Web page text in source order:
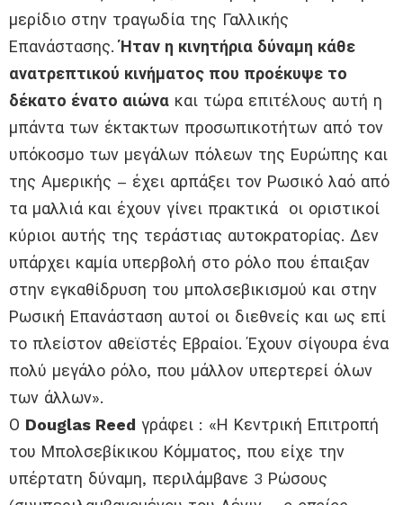
μερίδιο στην τραγωδία της Γαλλικής
Επανάστασης.Ήταν η κινητήρια δύναμη κάθε
ανατρεπτικού κινήματος που προέκυψε το
δέκατο ένατο αιώνα και τώρα επιτέλους αυτή η
μπάντα των έκτακτων προσωπικοτήτων από τον
υπόκοσμο των μεγάλων πόλεων της Ευρώπης και
της Αμερικής – έχει αρπάξει τον Ρωσικό λαό από
τα μαλλιά και έχουν γίνει πρακτικά οι οριστικοί
κύριοι αυτής της τεράστιας αυτοκρατορίας. Δεν
υπάρχει καμία υπερβολή στο ρόλο που έπαιξαν
στην εγκαθίδρυση του μπολσεβικισμού και στην
Ρωσική Επανάσταση αυτοί οι διεθνείς και ως επί
το πλείστον αθεϊστές Εβραίοι. Έχουν σίγουρα ένα
πολύ μεγάλο ρόλο, που μάλλον υπερτερεί όλων
των άλλων».
Ο Douglas Reed γράφει : «Η Κεντρική Επιτροπή
του Μπολσεβίκικου Κόμματος, που είχε την
υπέρτατη δύναμη, περιλάμβανε 3 Ρώσους